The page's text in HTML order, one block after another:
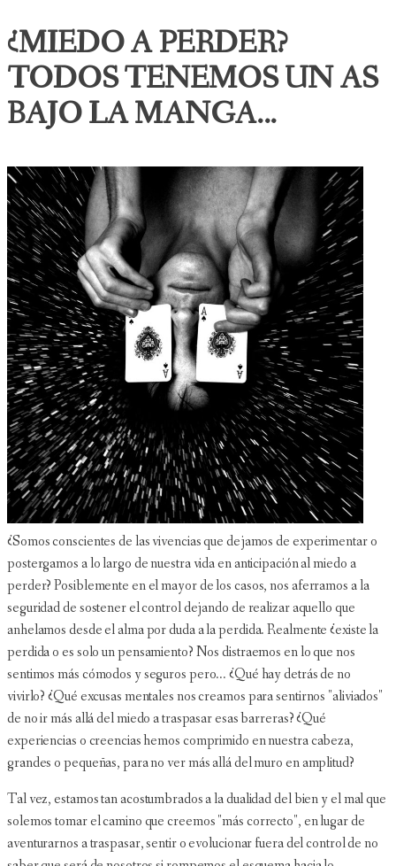
¿MIEDO A PERDER?
TODOS TENEMOS UN AS
BAJO LA MANGA...
¿Somos conscientes de las vivencias que dejamos de experimentar o
postergamos a lo largo de nuestra vida en anticipación al miedo a
perder? Posiblemente en el mayor de los casos, nos aferramos a la
seguridad de sostener el control dejando de realizar aquello que
anhelamos desde el alma por duda a la perdida. Realmente ¿existe la
perdida o es solo un pensamiento? Nos distraemos en lo que nos
sentimos más cómodos y seguros pero... ¿Qué hay detrás de no
vivirlo? ¿Qué excusas mentales nos creamos para sentirnos "aliviados"
de no ir más allá del miedo a traspasar esas barreras? ¿Qué
experiencias o creencias hemos comprimido en nuestra cabeza,
grandes o pequeñas, para no ver más allá del muro en amplitud?
Tal vez, estamos tan acostumbrados a la dualidad del bien y el mal que
solemos tomar el camino que creemos "más correcto", en lugar de
aventurarnos a traspasar, sentir o evolucionar fuera del control de no